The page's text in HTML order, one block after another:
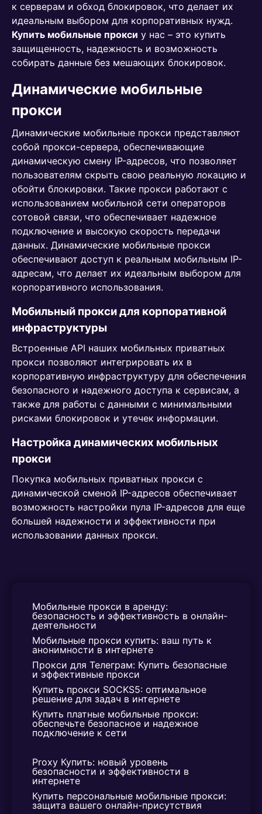
к серверам и обход блокировок, что делает их
идеальным выбором для корпоративных нужд.
Купить мобильные прокси у нас – это купить
защищенность, надежность и возможность
собирать данные без мешающих блокировок.
Динамические мобильные
прокси
Динамические мобильные прокси представляют
собой прокси-сервера, обеспечивающие
динамическую смену IP-адресов, что позволяет
пользователям скрыть свою реальную локацию и
обойти блокировки. Такие прокси работают с
использованием мобильной сети операторов
сотовой связи, что обеспечивает надежное
подключение и высокую скорость передачи
данных. Динамические мобильные прокси
обеспечивают доступ к реальным мобильным IP-
адресам, что делает их идеальным выбором для
корпоративного использования.
Мобильный прокси для корпоративной
инфраструктуры
Встроенные API наших мобильных приватных
прокси позволяют интегрировать их в
корпоративную инфраструктуру для обеспечения
безопасного и надежного доступа к сервисам, а
также для работы с данными с минимальными
рисками блокировок и утечек информации.
Настройка динамических мобильных
прокси
Покупка мобильных приватных прокси с
динамической сменой IP-адресов обеспечивает
возможность настройки пула IP-адресов для еще
большей надежности и эффективности при
использовании данных прокси.
Мобильные прокси в аренду:
безопасность и эффективность в онлайн-
деятельности
Мобильные прокси купить: ваш путь к
анонимности в интернете
Прокси для Телеграм: Купить безопасные
и эффективные прокси
Купить прокси SOCKS5: оптимальное
решение для задач в интернете
Купить платные мобильные прокси:
обеспечьте безопасное и надежное
подключение к сети
Proxy Купить: новый уровень
безопасности и эффективности в
интернете
Купить персональные мобильные прокси:
защита вашего онлайн-присутствия